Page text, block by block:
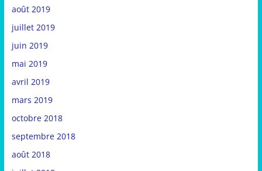
août 2019
juillet 2019
juin 2019
mai 2019
avril 2019
mars 2019
octobre 2018
septembre 2018
août 2018